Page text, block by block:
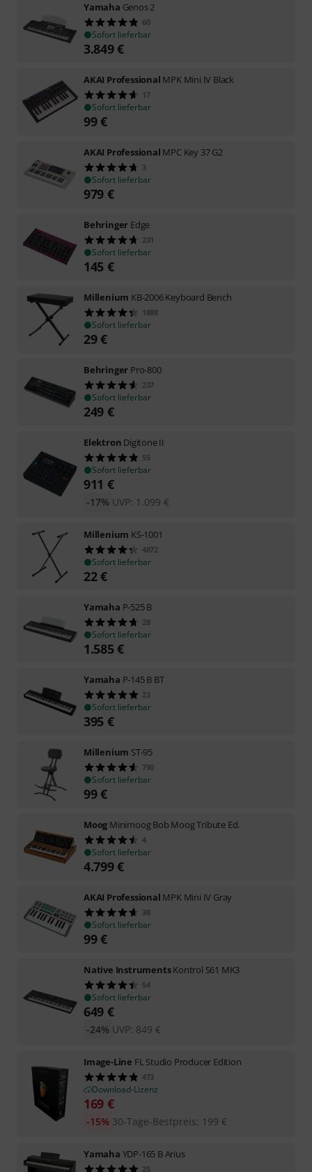
Yamaha Genos 2
60
Sofort lieferbar
3.849€
AKAI Professional MPK Mini IV Black
17
Sofort lieferbar
99€
AKAI Professional MPC Key 37 G2
3
Sofort lieferbar
979 €
Behringer Edge
231
Sofort lieferbar
145 €
Millenium KB-2006 Keyboard Bench
1888
Sofort lieferbar
29€
Behringer Pro-800
237
Sofort lieferbar
249 €
Elektron Digitone II
55
Sofort lieferbar
911 €
UVP: 1.099 €
-17%
Millenium KS-1001
4872
Sofort lieferbar
22€
Yamaha P-525 B
28
Sofort lieferbar
1.585€
Yamaha P-145 B BT
23
Sofort lieferbar
395 €
Millenium ST-95
790
Sofort lieferbar
99€
Moog Minimoog Bob Moog Tribute Ed.
4
Sofort lieferbar
4.799€
AKAI Professional MPK Mini IV Gray
38
Sofort lieferbar
99€
Native InstrumentsKontrol S61 MK3
54
Sofort lieferbar
649 €
UVP: 849 €
-24%
Image-Line FL Studio Producer Edition
473
Download-Lizenz
169 €
30-Tage-Bestpreis: 199 €
-15%
Yamaha YDP-165 B Arius
25